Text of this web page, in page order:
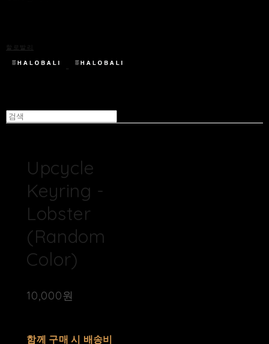
할로발리
Upcycle
Keyring -
Lobster
(Random
Color)
10,000원
함께 구매 시 배송비